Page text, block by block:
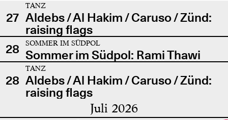
27
TANZ
Aldebs / Al Hakim / Caruso / Zünd:
raising flags
28
SOMMER IM SÜDPOL
Sommer im Südpol: Rami Thawi
28
TANZ
Aldebs / Al Hakim / Caruso / Zünd:
raising flags
Juli 2026